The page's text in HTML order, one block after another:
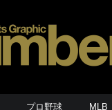
プロ野球 MLB